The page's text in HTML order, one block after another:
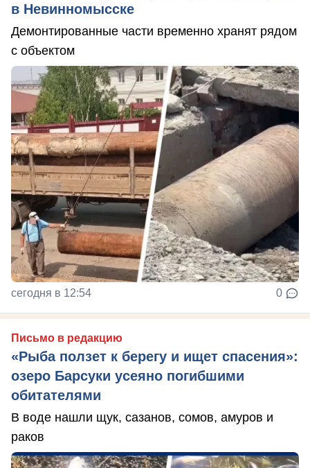
в Невинномысске
Демонтированные части временно хранят рядом
с объектом
сегодня в 12:54 0
Письмо в редакцию
«Рыба ползет к берегу и ищет спасения»:
озеро Барсуки усеяно погибшими
обитателями
В воде нашли щук, сазанов, сомов, амуров и
раков